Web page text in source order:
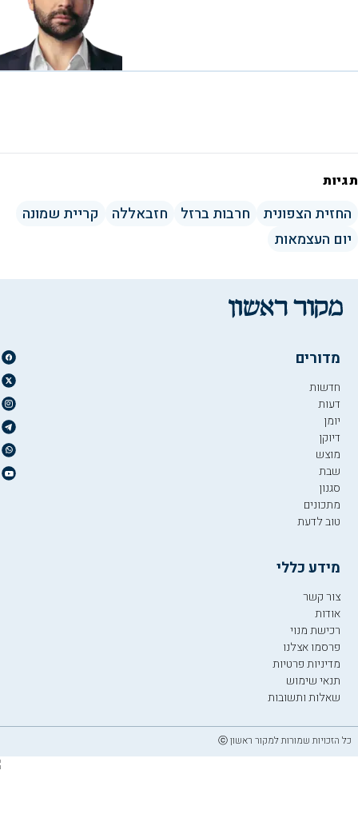
תגיות
החזית הצפונית חרבות ברזל חזבאללה
קריית שמונה
יום העצמאות
מדורים
חדשות
דעות
יומן
דיוקן
מוצש
שבת
סגנון
מתכונים
טוב לדעת
מידע כללי
צור קשר
אודות
רכישת מנוי
פרסמו אצלנו
מדיניות פרטיות
תנאי שימוש
שאלות ותשובות
כל הזכויות שמורות למקור ראשון ⓒ